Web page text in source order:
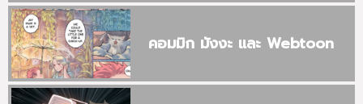
คอมมิก มังงะ และ Webtoon